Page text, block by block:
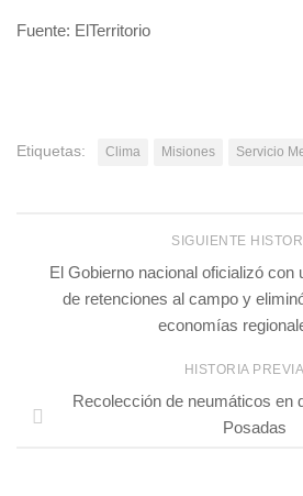
Fuente: ElTerritorio
Etiquetas: Clima Misiones Servicio
SIGUIENTE
El Gobierno nacional oficializó con
de retenciones al campo y
economías
HISTORIA PREVIA
Recolección de neumáticos en
Posadas